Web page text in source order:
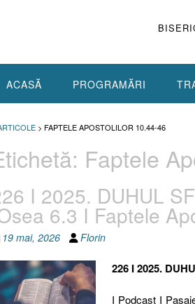
ACASĂ PROGRAMĂRI
> FAPTELE APOSTOLILOR 10.44-46
Faptele
I 2025. DUHUL
6.3 I Faptele
19 mai, 2026 Florin
226 I 2025.
I Podcast I